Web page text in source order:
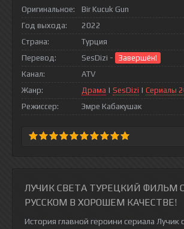
Оригинальное:
Bir Kucuk Gun
Год выхода:
2022
Страна:
Турция
Перевод:
SesDizi -
Завершён!
Канал:
ATV
Жанр:
Драма | SesDizi | Сериалы
Режиссер:
Эмре Кабакушак
ЛУЧИК СВЕТА ТУРЕЦКИЙ ФИЛЬМ
РУССКОМ В ХОРОШЕМ КАЧЕСТВЕ!
История главной героини сериала Лучик